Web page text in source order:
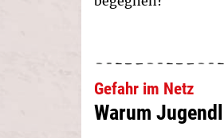
Gefahr im Netz
Warum